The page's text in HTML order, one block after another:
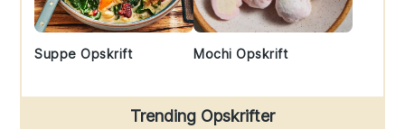
Suppe Opskrift Mochi Opskrift
Trending Opskrifter